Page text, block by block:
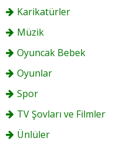
Karikatürler
Müzik
Oyuncak Bebek
Oyunlar
Spor
TV Şovları ve Filmler
Ünlüler